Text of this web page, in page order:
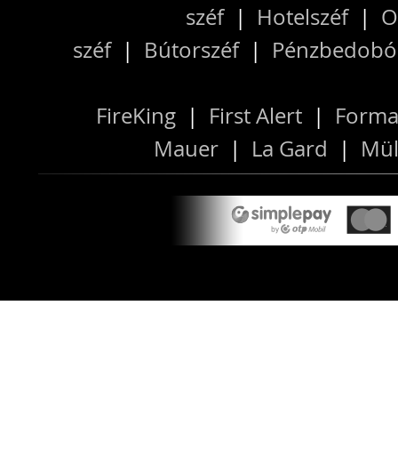
széf| Hotelszéf|
széf| Bútorszéf|
FireKing | First Alert |
Mauer | La Gard |